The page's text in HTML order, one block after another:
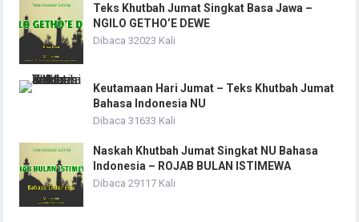
Teks Khutbah Jumat Singkat Basa Jawa –
NGILO GETHO’E DEWE
Dibaca 32023 Kali
Keutamaan Hari Jumat – Teks Khutbah Jumat
Bahasa Indonesia NU
Dibaca 31633 Kali
Naskah Khutbah Jumat Singkat NU Bahasa
Indonesia – ROJAB BULAN ISTIMEWA
Dibaca 29117 Kali